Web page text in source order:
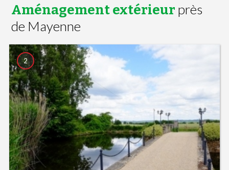
Aménagement extérieur près
de Mayenne
2